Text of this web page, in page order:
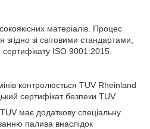
матеріалів. Процес
згідно зі світовими стандартами,
ISO 9001:2015.
контролюється TUV Rheinland
сертифікат безпеки TUV.
має додаткову спеціальну
палива внаслідок